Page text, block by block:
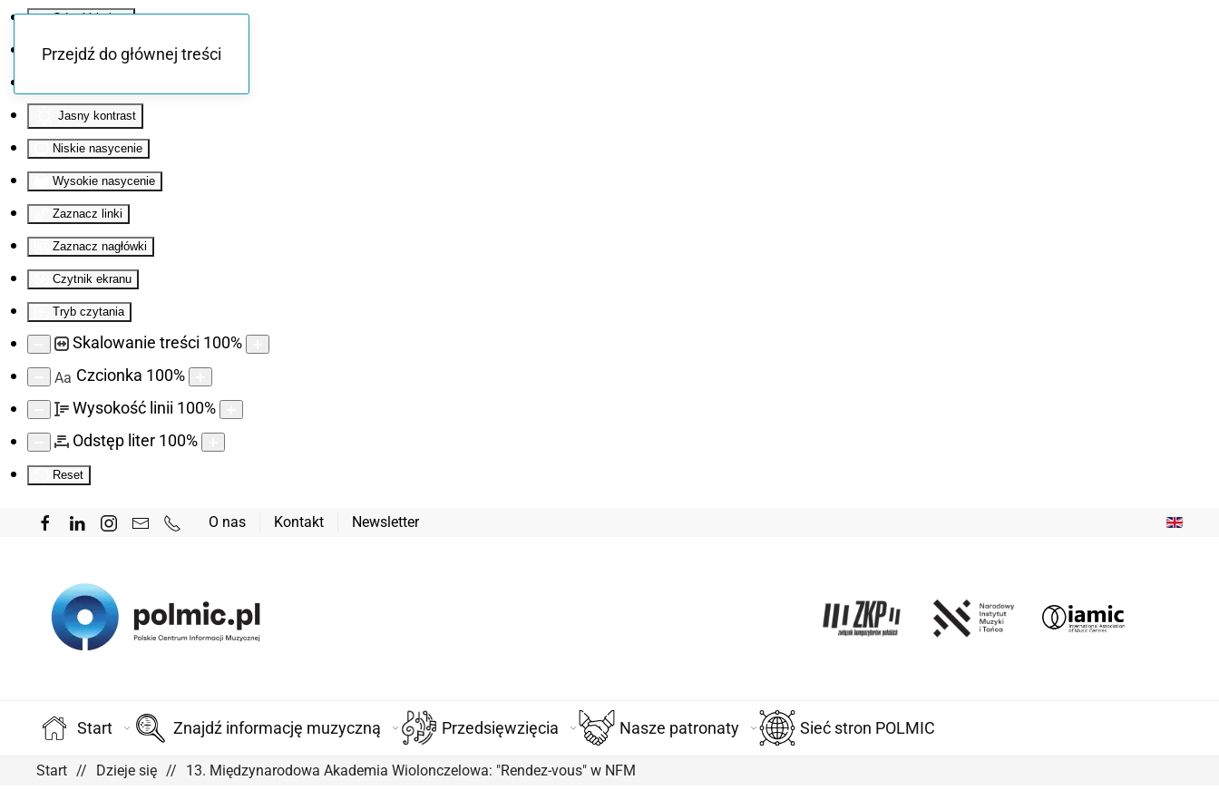
Odwróć kolory
Monochromatyczny
Jasny kontrast
Niskie nasycenie
Wysokie nasycenie
Zaznacz linki
Zaznacz nagłówki
Czytnik ekranu
Tryb czytania
Skalowanie treści 100%
Aa Czcionka 100%
Wysokość linii 100%
Odstęp liter 100%
Reset
Przejdź do głównej treści
O nas Kontakt Newsletter
Start Znajdź informację muzyczną Przedsięwzięcia Nasze patronaty Sieć stron POLMIC
Start Dzieje się 13. Międzynarodowa Akademia Wiolonczelowa: "Rendez-vous" w NFM